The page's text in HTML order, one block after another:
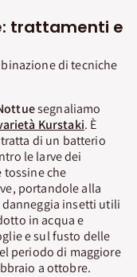
trattamenti e
di tecniche
segnaliamo
Kurstaki. È
di un batterio
le larve dei
che
portandole alla
insetti utili
in acqua e
e sul fusto delle
periodo di maggiore
a ottobre.